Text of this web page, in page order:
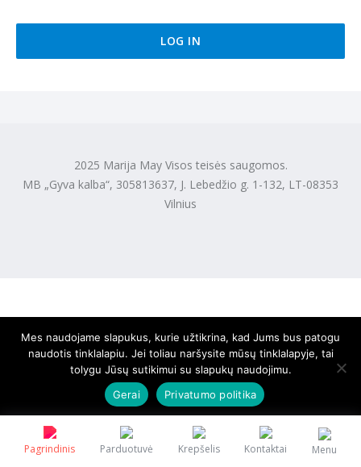
Pagrindinis Parduotuvė Krepšelis Kontaktai Menu
2025 Marija May Visos teisės saugomos.
MB „Gyva kalba“, 305813637, J. Lebedžio g. 1-132, LT-08353
Vilnius
Mes naudojame slapukus, kurie užtikrina, kad Jums bus patogu
naudotis tinklalapiu. Jei toliau naršysite mūsų tinklalapyje, tai
tolygu Jūsų sutikimui su slapukų naudojimu.
Gerai
Privatumo politika